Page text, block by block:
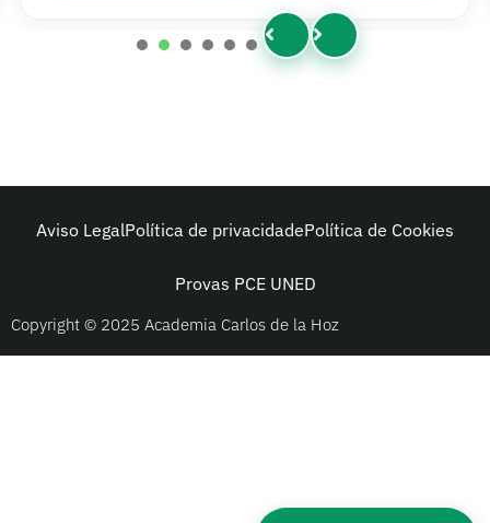
1 2
Aviso LegalPolítica de privacidadePolítica de Cookies
Provas PCE UNED
Copyright © 2025 Academia Carlos de la Hoz